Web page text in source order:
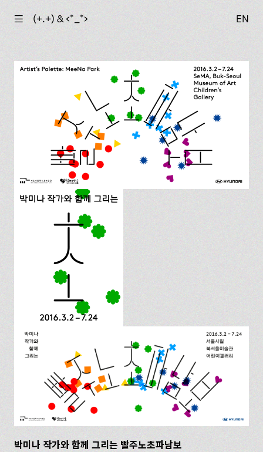
☰ (+.+) & ‹*_*› EN
박미나 작가와 함께 그리는 빨주노초파남보